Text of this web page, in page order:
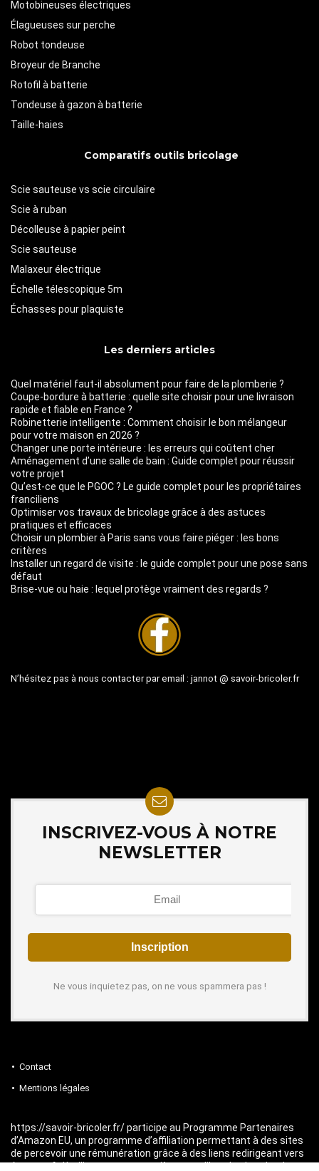
Motobineuses électriques
Élagueuses sur perche
Robot tondeuse
Broyeur de Branche
Rotofil à batterie
Tondeuse à gazon à batterie
Taille-haies
Comparatifs outils bricolage
Scie sauteuse vs scie circulaire
Scie à ruban
Décolleuse à papier peint
Scie sauteuse
Malaxeur électrique
Échelle télescopique 5m
Échasses pour plaquiste
Les derniers articles
Quel matériel faut-il absolument pour faire de la plomberie ?
Coupe-bordure à batterie : quelle site choisir pour une livraison
rapide et fiable en France ?
Robinetterie intelligente : Comment choisir le bon mélangeur
pour votre maison en 2026 ?
Changer une porte intérieure : les erreurs qui coûtent cher
Aménagement d’une salle de bain : Guide complet pour réussir
votre projet
Qu’est-ce que le PGOC ? Le guide complet pour les propriétaires
franciliens
Optimiser vos travaux de bricolage grâce à des astuces
pratiques et efficaces
Choisir un plombier à Paris sans vous faire piéger : les bons
critères
Installer un regard de visite : le guide complet pour une pose sans
défaut
Brise-vue ou haie : lequel protège vraiment des regards ?
N’hésitez pas à nous contacter par email : jannot @ savoir-bricoler.fr
INSCRIVEZ-VOUS À NOTRE
NEWSLETTER
Ne vous inquietez pas, on ne vous spammera pas !
Contact
Mentions légales
https://savoir-bricoler.fr/ participe au Programme Partenaires
d’Amazon EU, un programme d’affiliation permettant à des sites
de percevoir une rémunération grâce à des liens redirigeant vers
Amazon.fr. L’utilisateur reste entièrement libre de chercher les